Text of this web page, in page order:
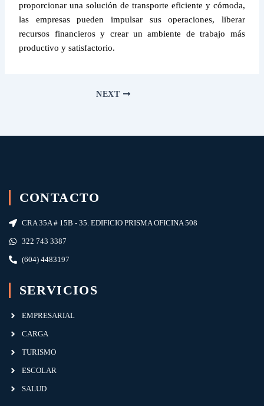
proporcionar una solución de transporte eficiente y cómoda,
las empresas pueden impulsar sus operaciones, liberar
recursos financieros y crear un ambiente de trabajo más
productivo y satisfactorio.
NEXT
CONTACTO
CRA 35A # 15B - 35. EDIFICIO PRISMA OFICINA 508
322 743 3387
(604) 4483197
SERVICIOS
EMPRESARIAL
CARGA
TURISMO
ESCOLAR
SALUD